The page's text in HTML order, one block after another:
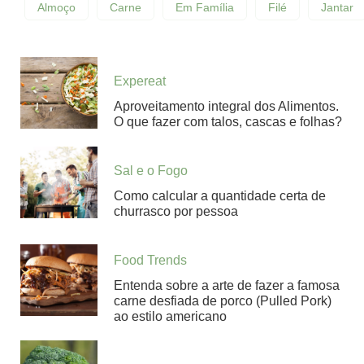
Almoço Carne Em Família Filé Jantar
Expereat
Aproveitamento integral dos Alimentos.
O que fazer com talos, cascas e folhas?
Sal e o Fogo
Como calcular a quantidade certa de
churrasco por pessoa
Food Trends
Entenda sobre a arte de fazer a famosa
carne desfiada de porco (Pulled Pork)
ao estilo americano